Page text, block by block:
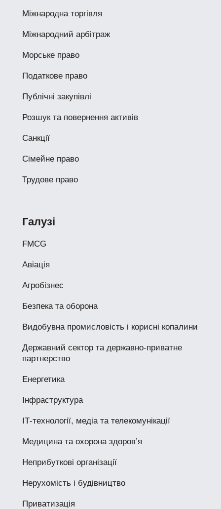
Міжнародна торгівля
Міжнародний арбітраж
Морське право
Податкове право
Публічні закупівлі
Розшук та повернення активів
Санкції
Сімейне право
Трудове право
Галузі
FMCG
Авіація
Агробізнес
Безпека та оборона
Видобувна промисловість і корисні копалини
Державний сектор та державно-приватне
партнерство
Енергетика
Інфраструктура
ІТ-технології, медіа та телекомунікації
Медицина та охорона здоров’я
Неприбуткові організації
Нерухомість і будівництво
Приватизація